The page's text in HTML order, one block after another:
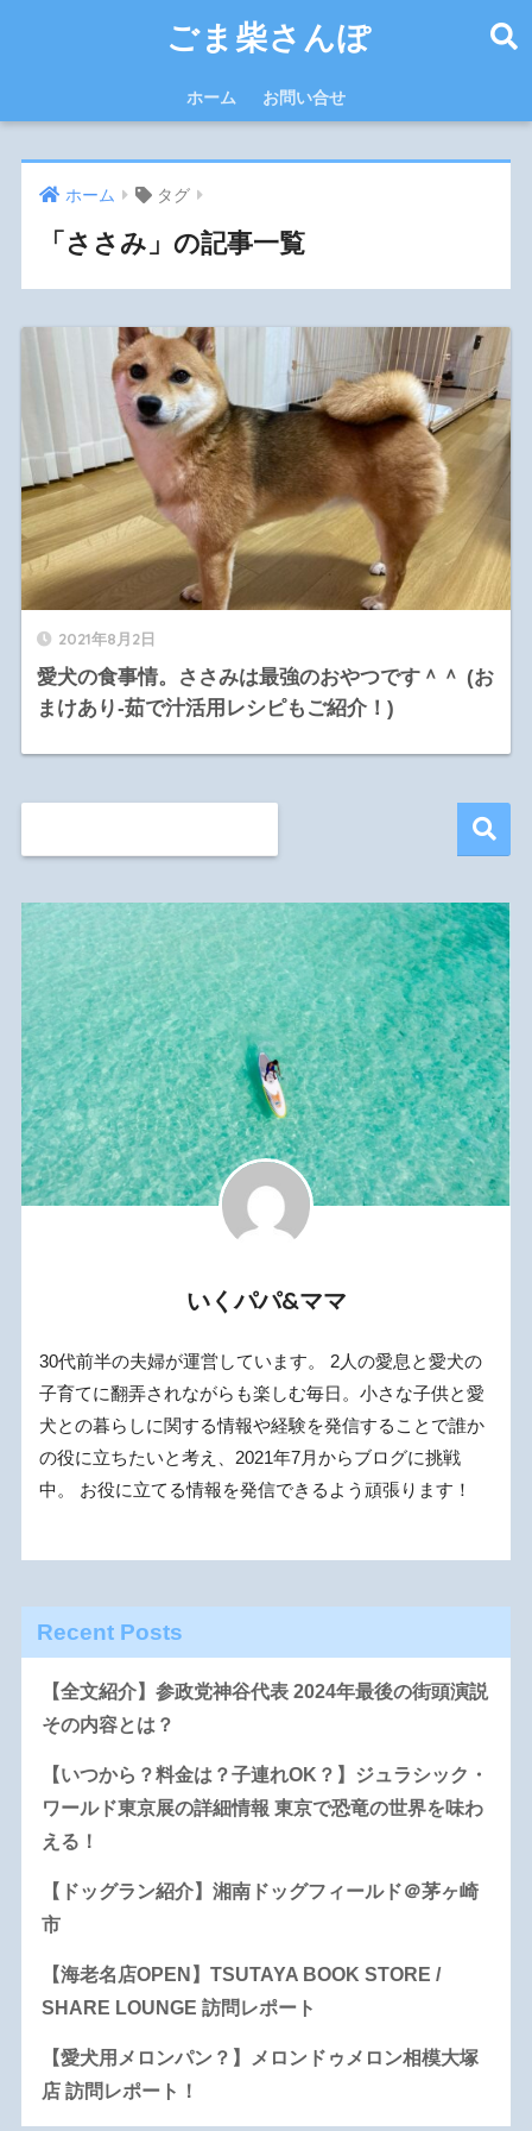
ごま柴さんぽ
ホーム お問い合せ
ホーム タグ
「ささみ」の記事一覧
2021年8月2日
愛犬の食事情。ささみは最強のおやつです＾＾ (お
まけあり-茹で汁活用レシピもご紹介！)
いくパパ&ママ
30代前半の夫婦が運営しています。 2人の愛息と愛犬の
子育てに翻弄されながらも楽しむ毎日。小さな子供と愛
犬との暮らしに関する情報や経験を発信することで誰か
の役に立ちたいと考え、2021年7月からブログに挑戦
中。 お役に立てる情報を発信できるよう頑張ります！
Recent Posts
【全文紹介】参政党神谷代表 2024年最後の街頭演説
その内容とは？
【いつから？料金は？子連れOK？】ジュラシック・
ワールド東京展の詳細情報 東京で恐竜の世界を味わ
える！
【ドッグラン紹介】湘南ドッグフィールド＠茅ヶ崎
市
【海老名店OPEN】TSUTAYA BOOK STORE /
SHARE LOUNGE 訪問レポート
【愛犬用メロンパン？】メロンドゥメロン相模大塚
店 訪問レポート！